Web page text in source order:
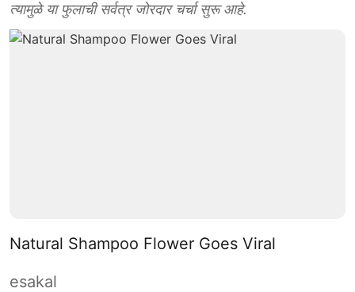
त्यामुळे या फुलाची सर्वत्र जोरदार चर्चा सुरू आहे.
Natural Shampoo Flower Goes Viral
esakal